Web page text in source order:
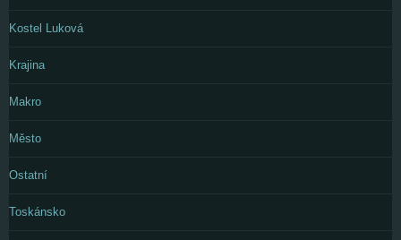
Kostel Luková
Krajina
Makro
Město
Ostatní
Toskánsko